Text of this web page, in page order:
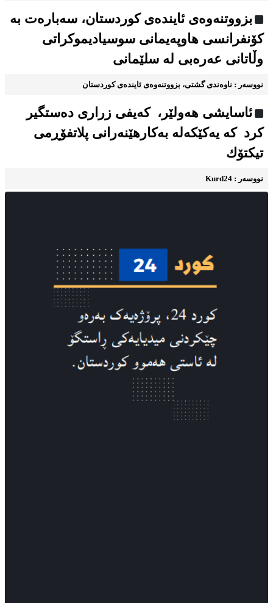
بزووتنه‌وه‌ی ئاینده‌ی کوردستان، سه‌باره‌ت به
كۆنفرانسی هاوپەیمانی سوسیادیموكراتی
وڵاتانی عەرەبی له سلێمانی
نووسه‌ر : ناوه‌ندی گشتی، بزووتنه‌وه‌ی ئاینده‌ی کوردستان
ئاسایشی هه‌ولێر، كه‌یفی زراری دەستگیر
کرد کە یه‌كێكەله‌ به‌كارهێنه‌رانی پلاتفۆڕمی
تیكتۆك
نووسه‌ر : Kurd24